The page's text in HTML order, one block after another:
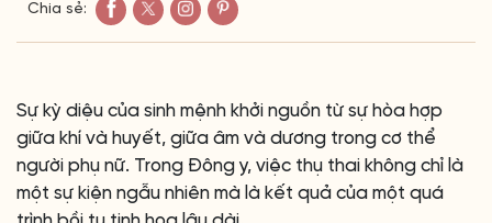
Chia sẻ:
Sự kỳ diệu của sinh mệnh khởi nguồn từ sự hòa hợp
giữa khí và huyết, giữa âm và dương trong cơ thể
người phụ nữ. Trong Đông y, việc thụ thai không chỉ là
một sự kiện ngẫu nhiên mà là kết quả của một quá